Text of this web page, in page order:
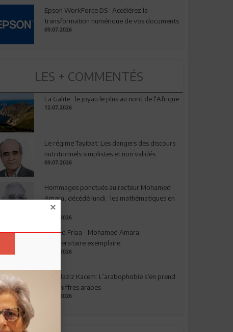
Epson WorkForce DS : Accélérez la
transformation numérique de vos documents
09.07.2026
LES + COMMENTÉS
La Galite : le joyau le plus au nord de l'Afrique
12.07.2026
Le régime Tayibat: Les dangers des discours
nutritionnels simplistes et non validés
09.07.2026
Hommages ponctués au recteur Mohamed
Amara, décédé lundi : les mathématiques en
deuil
03.08.2026
Ahmed Friaa - Mohamed Amara:
l’Universitaire exemplaire
04.08.2026
Abdelaziz Kacem: L’arabophobie s’en prend
aux chiffres arabes
09.07.2026